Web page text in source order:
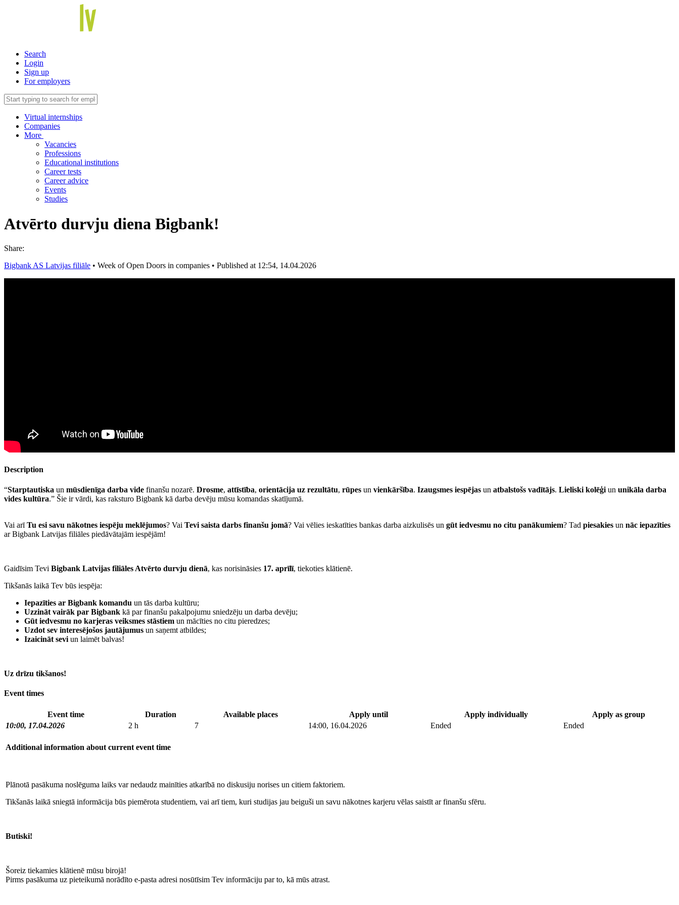
Search
Login
Sign up
For employers
Virtual internships
Companies
More
Vacancies
Professions
Educational institutions
Career tests
Career advice
Events
Studies
Atvērto durvju diena Bigbank!
Share:
Bigbank AS Latvijas filiāle • Week of Open Doors in companies • Published at 12:54, 14.04.2026
Description
“Starptautiska un mūsdienīga darba vide finanšu nozarē. Drosme, attīstība, orientācija uz rezultātu, rūpes un vienkāršība. Izaugsmes iespējas un atbalstošs vadītājs. Lieliski kolēģi un unikāla darba
vides kultūra.” Šie ir vārdi, kas raksturo Bigbank kā darba devēju mūsu komandas skatījumā.
Vai arīTu esi savu nākotnes iespēju meklējumos? Vai Tevi saista darbs finanšu jomā? Vai vēlies ieskatīties bankas darba aizkulisēs un gūt iedvesmu no citu panākumiem? Tad piesakies un nāc iepazīties
ar Bigbank Latvijas filiāles piedāvātajām iespējām!
Gaidīsim Tevi Bigbank Latvijas filiāles Atvērto durvju dienā, kas norisināsies 17. aprīlī, tiekoties klātienē.
Tikšanās laikā Tev būs iespēja:
Iepazīties ar Bigbank komandu un tās darba kultūru;
Uzzināt vairāk par Bigbank kā par finanšu pakalpojumu sniedzēju un darba devēju;
Gūt iedvesmu no karjeras veiksmes stāstiem un mācīties no citu pieredzes;
Uzdot sev interesējošos jautājumus un saņemt atbildes;
Izaicināt sevi un laimēt balvas!
Uz drīzu tikšanos!
Event times
Event time Duration Available places Apply until Apply individually
Apply as group
10:00, 17.04.2026
2 h 7 14:00, 16.04.2026 Ended Ended
Additional information about current event time
Plānotā pasākuma noslēguma laiks var nedaudz mainīties atkarībā no diskusiju norises un citiem faktoriem.
Tikšanās laikā sniegtā informācija būs piemērota studentiem, vai arī tiem, kuri studijas jau beiguši un savu nākotnes karjeru vēlas saistīt ar finanšu sfēru.
Butiski!
Šoreiz tiekamies klātienē mūsu birojā!
Pirms pasākuma uz pieteikumā norādīto e‑pasta adresi nosūtīsim Tev informāciju par to, kā mūs atrast.